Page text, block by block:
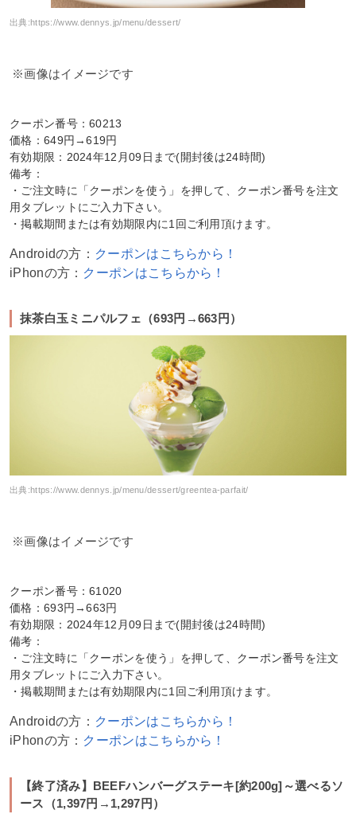
出典:https://www.dennys.jp/menu/dessert/
※画像はイメージです
クーポン番号：60213
価格：649円→619円
有効期限：2024年12月09日まで(開封後は24時間)
備考：
・ご注文時に「クーポンを使う」を押して、クーポン番号を注文
用タブレットにご入力下さい。
・掲載期間または有効期限内に1回ご利用頂けます。
Androidの方： クーポンはこちらから！
iPhonの方： クーポンはこちらから！
抹茶白玉ミニパルフェ（693円→663円）
出典:https://www.dennys.jp/menu/dessert/greentea-parfait/
※画像はイメージです
クーポン番号：61020
価格：693円→663円
有効期限：2024年12月09日まで(開封後は24時間)
備考：
・ご注文時に「クーポンを使う」を押して、クーポン番号を注文
用タブレットにご入力下さい。
・掲載期間または有効期限内に1回ご利用頂けます。
Androidの方： クーポンはこちらから！
iPhonの方： クーポンはこちらから！
【終了済み】BEEFハンバーグステーキ[約200g]～選べるソ
ース（1,397円→1,297円）